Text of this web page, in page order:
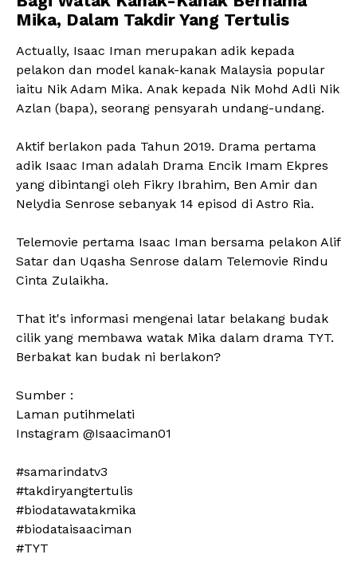
Mika, Dalam Takdir Yang Tertulis
Actually, Isaac Iman merupakan adik kepada
pelakon dan model kanak-kanak Malaysia popular
iaitu Nik Adam Mika. Anak kepada Nik Mohd Adli Nik
Azlan (bapa), seorang pensyarah undang-undang.
Aktif berlakon pada Tahun 2019. Drama pertama
adik Isaac Iman adalah Drama Encik Imam Ekpres
yang dibintangi oleh Fikry Ibrahim, Ben Amir dan
Nelydia Senrose sebanyak 14 episod di Astro Ria.
Telemovie pertama Isaac Iman bersama pelakon Alif
Satar dan Uqasha Senrose dalam Telemovie Rindu
Cinta Zulaikha.
That it's informasi mengenai latar belakang budak
cilik yang membawa watak Mika dalam drama TYT.
Berbakat kan budak ni berlakon?
Sumber :
Laman putihmelati
Instagram @Isaaciman01
#samarindatv3
#takdiryangtertulis
#biodatawatakmika
#biodataisaaciman
#TYT